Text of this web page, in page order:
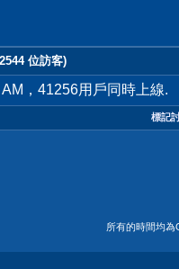
位訪客)
，41256用戶同時上線.
標記
所有的時間均為